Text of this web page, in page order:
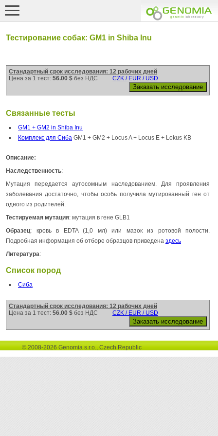
Тестирование собак: GM1 in Shiba Inu
Стандартный срок исследования: 12 рабочих дней
Цена за 1 тест: 56.00 $ без НДС CZK / EUR / USD
Связанные тесты
GM1 + GM2 in Shiba Inu
Комплекс для Сиба GM1 + GM2 + Locus A + Locus E + Lokus KB
Описание:
Наследственность:
Мутация передается аутосомным наследованием. Для проявления
заболевания достаточно, чтобы особь получила мутированный ген от
одного из родителей.
Тестируемая мутация: мутация в гене GLB1
Образец: кровь в EDTA (1,0 мл) или мазок из ротовой полости.
Подробная информация об отборе образцов приведена здесь
Литература:
Список пород
Сиба
Стандартный срок исследования: 12 рабочих дней
Цена за 1 тест: 56.00 $ без НДС CZK / EUR / USD
© 2008-2026 Genomia s.r.o., Czech Republic